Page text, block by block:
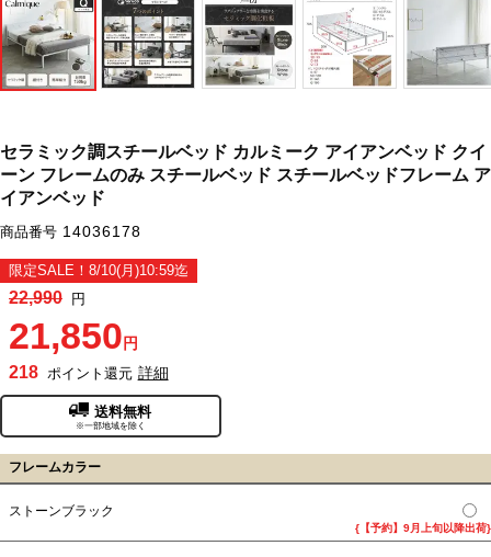
セラミック調スチールベッド カルミーク アイアンベッド クイ
ーン フレームのみ スチールベッド スチールベッドフレーム ア
イアンベッド
商品番号 14036178
限定SALE！8/10(月)10:59迄
22,990 円
21,850円
218 ポイント還元 詳細
送料無料
※一部地域を除く
フレームカラー
ストーンブラック
{【予約】9月上旬以降出荷}